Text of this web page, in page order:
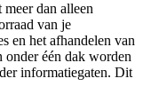
dan alleen
van je
en het afhandelen van
onder één dak worden
informatiegaten. Dit